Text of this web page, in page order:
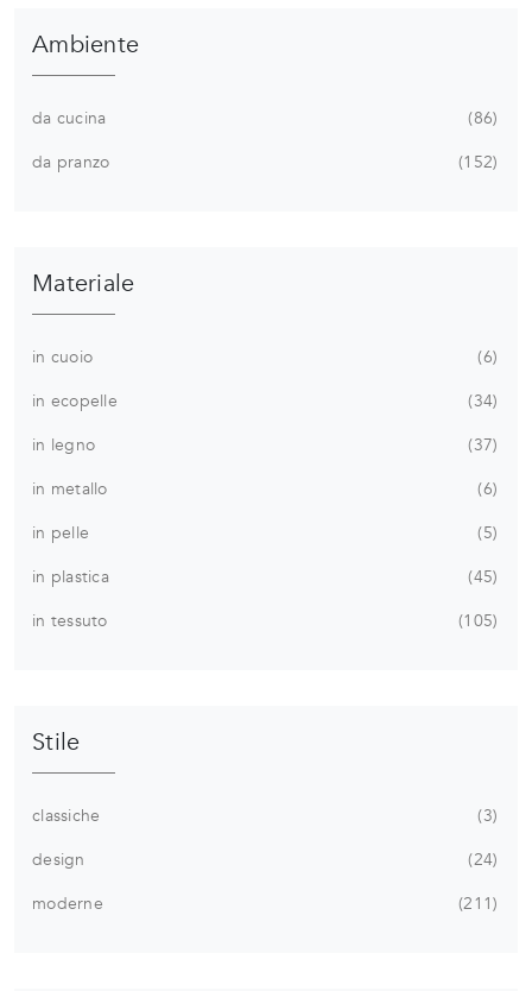
Ambiente
da cucina
86
da pranzo
152
Materiale
in cuoio
6
in ecopelle
34
in legno
37
in metallo
6
in pelle
5
in plastica
45
in tessuto
105
Stile
classiche
3
design
24
moderne
211